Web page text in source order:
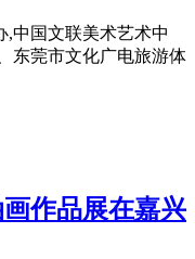
,中国文联美术艺术中
东莞市文化广电旅游体
作品展在嘉兴